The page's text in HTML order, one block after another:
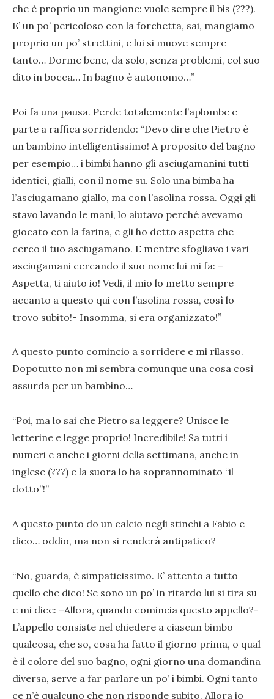
che è proprio un mangione: vuole sempre il bis (???).
E’ un po’ pericoloso con la forchetta, sai, mangiamo
proprio un po’ strettini, e lui si muove sempre
tanto… Dorme bene, da solo, senza problemi, col suo
dito in bocca… In bagno è autonomo…”
Poi fa una pausa. Perde totalemente l’aplombe e
parte a raffica sorridendo: “Devo dire che Pietro è
un bambino intelligentissimo! A proposito del bagno
per esempio… i bimbi hanno gli asciugamanini tutti
identici, gialli, con il nome su. Solo una bimba ha
l’asciugamano giallo, ma con l’asolina rossa. Oggi gli
stavo lavando le mani, lo aiutavo perché avevamo
giocato con la farina, e gli ho detto aspetta che
cerco il tuo asciugamano. E mentre sfogliavo i vari
asciugamani cercando il suo nome lui mi fa: –
Aspetta, ti aiuto io! Vedi, il mio lo metto sempre
accanto a questo qui con l’asolina rossa, così lo
trovo subito!- Insomma, si era organizzato!”
A questo punto comincio a sorridere e mi rilasso.
Dopotutto non mi sembra comunque una cosa così
assurda per un bambino…
“Poi, ma lo sai che Pietro sa leggere? Unisce le
letterine e legge proprio! Incredibile! Sa tutti i
numeri e anche i giorni della settimana, anche in
inglese (???) e la suora lo ha soprannominato “il
dotto”!”
A questo punto do un calcio negli stinchi a Fabio e
dico… oddio, ma non si renderà antipatico?
“No, guarda, è simpaticissimo. E’ attento a tutto
quello che dico! Se sono un po’ in ritardo lui si tira su
e mi dice: –Allora, quando comincia questo appello?-
L’appello consiste nel chiedere a ciascun bimbo
qualcosa, che so, cosa ha fatto il giorno prima, o qual
è il colore del suo bagno, ogni giorno una domandina
diversa, serve a far parlare un po’ i bimbi. Ogni tanto
ce n’è qualcuno che non risponde subito. Allora io